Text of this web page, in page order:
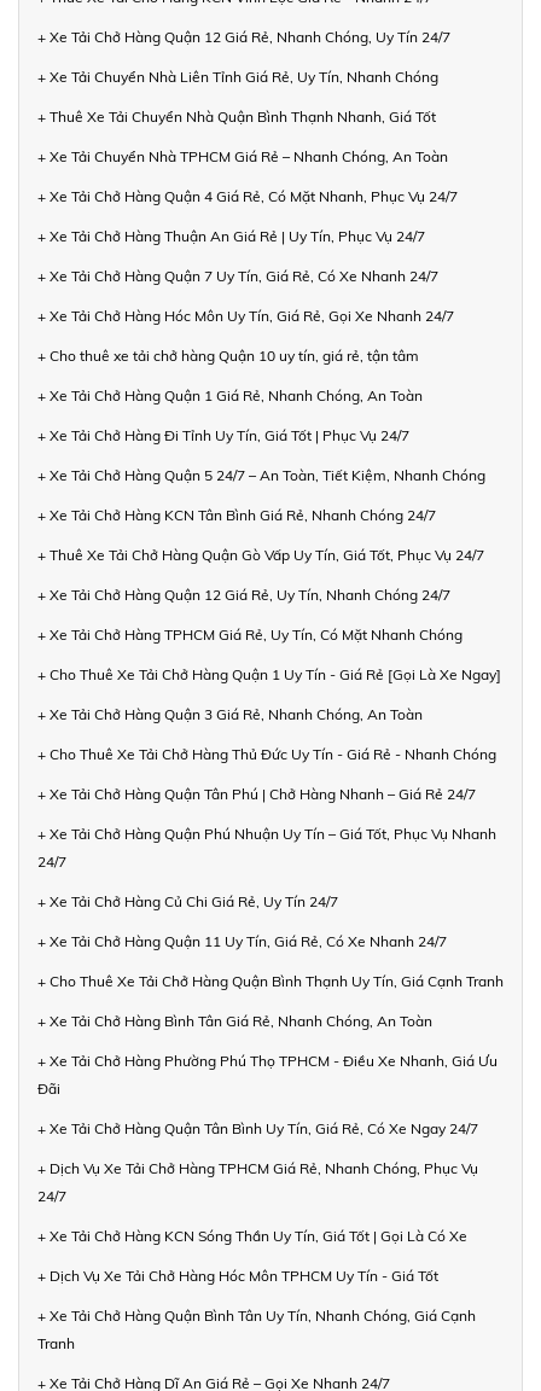
+ Xe Tải Chở Hàng Quận 12 Giá Rẻ, Nhanh Chóng, Uy Tín 24/7
+ Xe Tải Chuyển Nhà Liên Tỉnh Giá Rẻ, Uy Tín, Nhanh Chóng
+ Thuê Xe Tải Chuyển Nhà Quận Bình Thạnh Nhanh, Giá Tốt
+ Xe Tải Chuyển Nhà TPHCM Giá Rẻ – Nhanh Chóng, An Toàn
+ Xe Tải Chở Hàng Quận 4 Giá Rẻ, Có Mặt Nhanh, Phục Vụ 24/7
+ Xe Tải Chở Hàng Thuận An Giá Rẻ | Uy Tín, Phục Vụ 24/7
+ Xe Tải Chở Hàng Quận 7 Uy Tín, Giá Rẻ, Có Xe Nhanh 24/7
+ Xe Tải Chở Hàng Hóc Môn Uy Tín, Giá Rẻ, Gọi Xe Nhanh 24/7
+ Cho thuê xe tải chở hàng Quận 10 uy tín, giá rẻ, tận tâm
+ Xe Tải Chở Hàng Quận 1 Giá Rẻ, Nhanh Chóng, An Toàn
+ Xe Tải Chở Hàng Đi Tỉnh Uy Tín, Giá Tốt | Phục Vụ 24/7
+ Xe Tải Chở Hàng Quận 5 24/7 – An Toàn, Tiết Kiệm, Nhanh Chóng
+ Xe Tải Chở Hàng KCN Tân Bình Giá Rẻ, Nhanh Chóng 24/7
+ Thuê Xe Tải Chở Hàng Quận Gò Vấp Uy Tín, Giá Tốt, Phục Vụ 24/7
+ Xe Tải Chở Hàng Quận 12 Giá Rẻ, Uy Tín, Nhanh Chóng 24/7
+ Xe Tải Chở Hàng TPHCM Giá Rẻ, Uy Tín, Có Mặt Nhanh Chóng
+ Cho Thuê Xe Tải Chở Hàng Quận 1 Uy Tín - Giá Rẻ [Gọi Là Xe Ngay]
+ Xe Tải Chở Hàng Quận 3 Giá Rẻ, Nhanh Chóng, An Toàn
+ Cho Thuê Xe Tải Chở Hàng Thủ Đức Uy Tín - Giá Rẻ - Nhanh Chóng
+ Xe Tải Chở Hàng Quận Tân Phú | Chở Hàng Nhanh – Giá Rẻ 24/7
+ Xe Tải Chở Hàng Quận Phú Nhuận Uy Tín – Giá Tốt, Phục Vụ Nhanh
24/7
+ Xe Tải Chở Hàng Củ Chi Giá Rẻ, Uy Tín 24/7
+ Xe Tải Chở Hàng Quận 11 Uy Tín, Giá Rẻ, Có Xe Nhanh 24/7
+ Cho Thuê Xe Tải Chở Hàng Quận Bình Thạnh Uy Tín, Giá Cạnh Tranh
+ Xe Tải Chở Hàng Bình Tân Giá Rẻ, Nhanh Chóng, An Toàn
+ Xe Tải Chở Hàng Phường Phú Thọ TPHCM - Điều Xe Nhanh, Giá Ưu
Đãi
+ Xe Tải Chở Hàng Quận Tân Bình Uy Tín, Giá Rẻ, Có Xe Ngay 24/7
+ Dịch Vụ Xe Tải Chở Hàng TPHCM Giá Rẻ, Nhanh Chóng, Phục Vụ
24/7
+ Xe Tải Chở Hàng KCN Sóng Thần Uy Tín, Giá Tốt | Gọi Là Có Xe
+ Dịch Vụ Xe Tải Chở Hàng Hóc Môn TPHCM Uy Tín - Giá Tốt
+ Xe Tải Chở Hàng Quận Bình Tân Uy Tín, Nhanh Chóng, Giá Cạnh
Tranh
+ Xe Tải Chở Hàng Dĩ An Giá Rẻ – Gọi Xe Nhanh 24/7